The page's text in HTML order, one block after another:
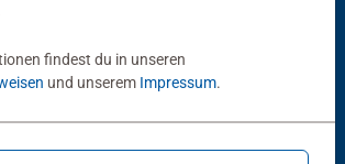
mögen auch
findest du in unseren
und unserem Impressum.